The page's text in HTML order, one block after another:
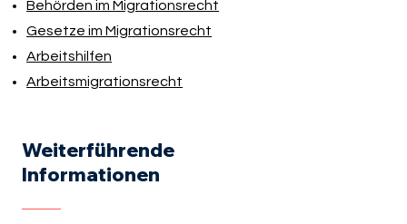
Behörden im Migrationsrecht
Gesetze im Migrationsrecht
Arbeitshilfen
Arbeitsmigrationsrecht
Weiterführende
Informationen